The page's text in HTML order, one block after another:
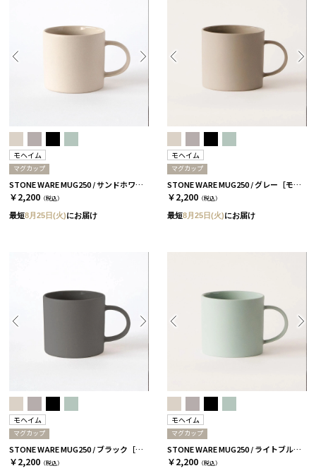
モヘイム
マグカップ
STONE WARE MUG250 / サンドホワイト［モヘイム］
￥2,200 （税込）
最短8月25日(火)にお届け
モヘイム
マグカップ
STONE WARE MUG250 / グレー［モヘイム］
￥2,200 （税込）
最短8月25日(火)にお届け
モヘイム
マグカップ
STONE WARE MUG250 / ブラック［モヘイム］
￥2,200 （税込）
モヘイム
マグカップ
STONE WARE MUG250 / ライトブルー［モヘイム］
￥2,200 （税込）